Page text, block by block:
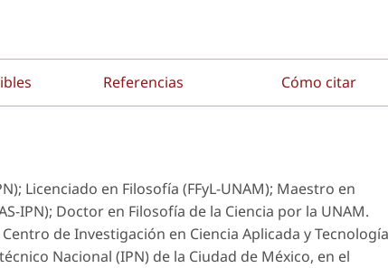
Referencias Cómo citar
Licenciado en Filosofía (FFyL-UNAM); Maestro en
IPN); Doctor en Filosofía de la Ciencia por la UNAM.
de Investigación en Ciencia Aplicada y Tecnología
Nacional (IPN) de la Ciudad de México, en el